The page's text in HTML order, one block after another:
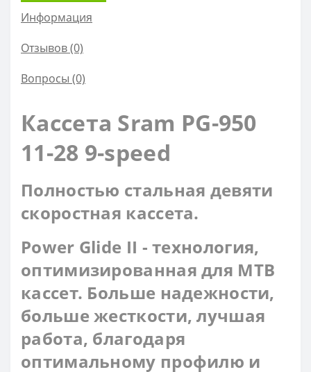
Информация
Отзывов (0)
Вопросы (0)
Кассета Sram PG-950
11-28 9-speed
Полностью стальная девяти
скоростная кассета.
Power Glide II - технология,
оптимизированная для MTB
кассет. Больше надежности,
больше жесткости, лучшая
работа, благодаря
оптимальному профилю и